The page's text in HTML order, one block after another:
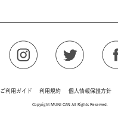
ご利用ガイド 利用規約 個人情報保護方針
Copyright MUNI CAN All Rights Reserved.